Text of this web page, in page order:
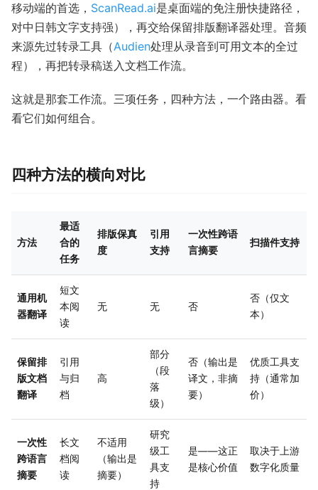
移动端的首选， ScanRead.ai是桌面端的免注册快捷路径，
对中日韩文字支持强），再交给保留排版翻译器处理。音频
来源先过转录工具（Audien处理从录音到可用文本的全过
程），再把转录稿送入文档工作流。
这就是那套工作流。三项任务，四种方法，一个路由器。看
看它们如何组合。
四种方法的横向对比
方法
最适
合的
任务
排版保真
度
引用
支持
一次性跨语
言摘要
扫描件支持
通用机
器翻译
短文
本阅
读
无 无 否
否（仅文
本）
保留排
版文档
翻译
引用
与归
档
高
部分
（段
落
级）
否（输出是
译文，非摘
要）
优质工具支
持（通常加
价）
一次性
跨语言
摘要
长文
档阅
读
不适用
（输出是
摘要）
研究
级工
具支
持
是——这正
是核心价值
取决于上游
数字化质量